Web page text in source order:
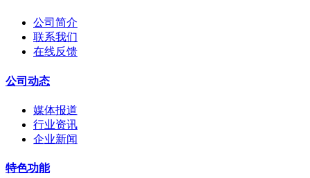
公司简介
联系我们
在线反馈
公司动态
媒体报道
行业资讯
企业新闻
特色功能